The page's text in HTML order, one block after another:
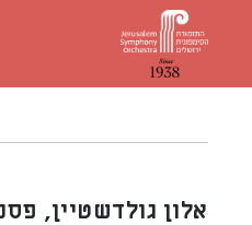
אלון גולדשטיין,